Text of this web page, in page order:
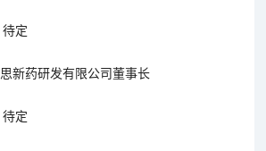
待定
新药研发有限公司董事长
待定